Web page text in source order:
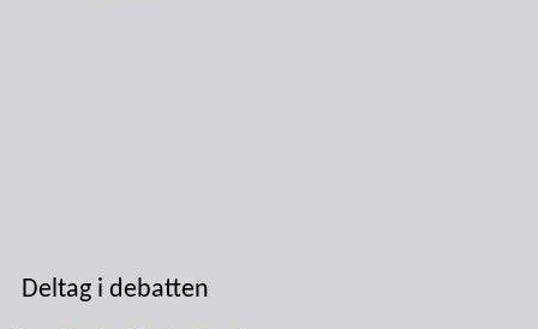
Deltag i debatten